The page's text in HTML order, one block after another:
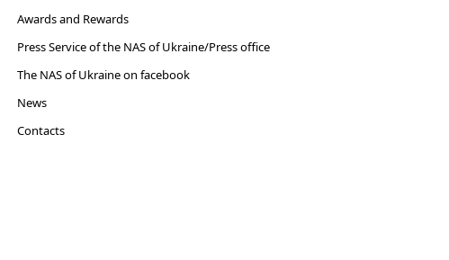
Awards and Rewards
Press Service of the NAS of Ukraine/Press office
The NAS of Ukraine on facebook
News
Сontacts